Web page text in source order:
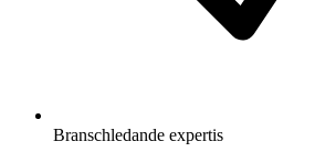
Branschledande expertis